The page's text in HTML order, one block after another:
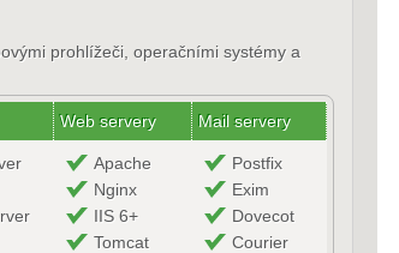
prohlížeči, operačními systémy a
Web servery Mail servery
Apache
Nginx
IIS 6+
Tomcat
Postfix
Exim
Dovecot
Courier